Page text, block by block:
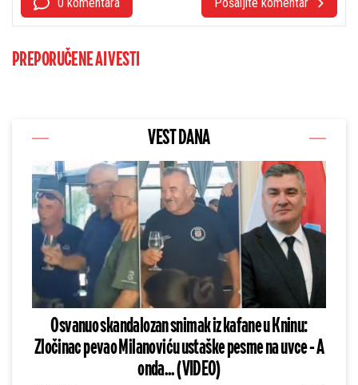
PREPORUČENE AI VESTI
VEST DANA
Osvanuo skandalozan snimak iz kafane u Kninu:
Zločinac pevao Milanoviću ustaške pesme na uvce - A
onda... (VIDEO)